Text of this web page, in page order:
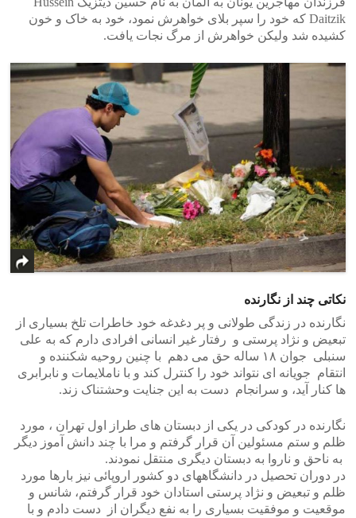
Daitzik که خود را سپر بلای خواهرش نمود، خود به خاک و خون
کشیده شد ولیکن خواهرش از مرگ نجات یافت.
نکاتی چند از نگارنده
نگارنده در زندگی طولانی و پر دغدغه خود خاطرات تلخ بسیاری از
تبعیض و نژاد پرستی و رفتار غیر انسانی افرادی دارم که به علی
سنبلی جوان ۱۸ ساله حق می دهم با چنین روحیه شکننده و
انتقام جویانه ای نتواند خود را کنترل کند و با ناملایمات و نابرابری
ها کنار آید، و سرانجام دست به این جنایت وحشتناک زند.
نگارنده در کودکی در یکی از دبستان های طراز اول تهران ، مورد
ظلم و ستم مسئولین آن قرار گرفتم و مرا با چند دانش آموز دیگر
به ناحق و ناروا به دبستان دیگری منتقل نمودند.
در دوران تحصیل در دانشگاههای دو کشور اروپائی نیز بارها مورد
ظلم و تبعیض و نژاد پرستی استادان خود قرار گرفتم، شانس و
موقعیت و موفقیت بسیاری را به نفع دیگران از دست دادم و با